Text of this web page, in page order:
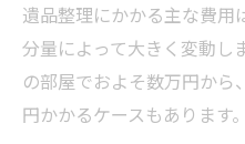
遺品整理にかかる主な費用
分量によって大きく変動し
の部屋でおよそ数万円か
円かかるケースもあります。